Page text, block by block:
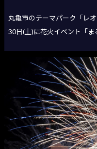
丸亀市のテーマパーク「レ
30日(土)に花火イベント「ま